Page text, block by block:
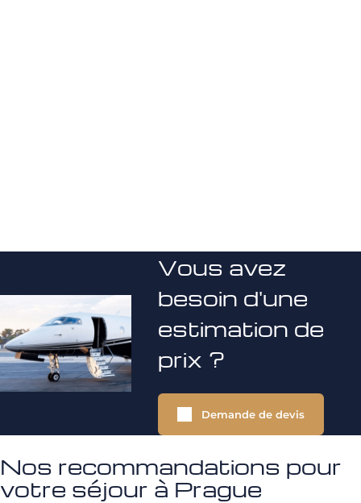
Vous avez
besoin d'une
estimation de
prix ?
Demande de devis
Nos recommandations pour
votre séjour à Prague